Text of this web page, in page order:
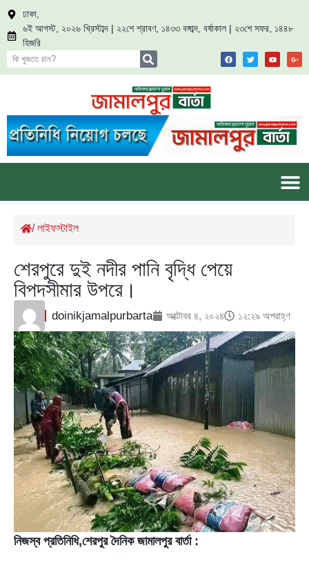
ঢাকা,
৬ই আগস্ট, ২০২৬ খ্রিস্টাব্দ | ২২শে শ্রাবণ, ১৪৩৩ বঙ্গাব্দ, বর্ষাকাল | ২৩শে সফর, ১৪৪৮
হিজরি
/লাইফস্টাইল
শেরপুরে দুই নদীর পানি বৃদ্ধি পেয়ে
বিপদসীমার উপরে।
doinikjamalpurbarta অক্টোবর ৪, ২০২৪ ১২:২৯ অপরাহ্ণ
নিজস্ব প্রতিনিধি,শেরপুর দৈনিক জামালপুর বার্তা :